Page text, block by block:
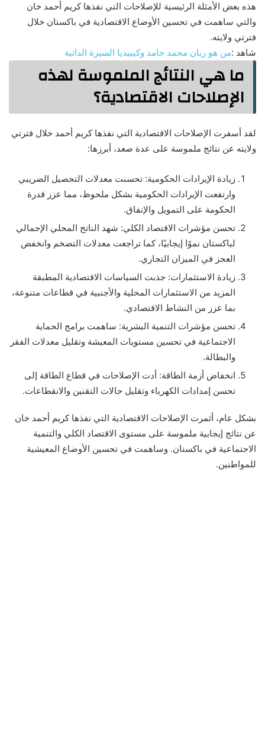
هذه بعض الأمثلة الرئيسية للإصلاحات التي نفذها كريم أحمد خان
والتي ساهمت في تحسين الأوضاع الاقتصادية في باكستان خلال
فترتي ولايته.
شاهد :من هو ريان محمد حامد وكيبيديا السيرة الذاتية
ما هي النتائج الملموسة لهذه
الإصلاحات الاقتصادية؟
لقد أسفرت الإصلاحات الاقتصادية التي نفذها كريم أحمد خلال فترتي
ولايته عن نتائج ملموسة على عدة صعد، أبرزها:
زيادة الإيرادات الحكومية: تحسنت معدلات التحصيل الضريبي
وارتفعت الإيرادات الحكومية بشكل ملحوظ، مما عزز قدرة
الحكومة على التمويل والإنفاق.
تحسن مؤشرات الاقتصاد الكلي: شهد الناتج المحلي الإجمالي
لباكستان نموًا إيجابيًا، كما تراجعت معدلات التضخم وانخفض
العجز في الميزان التجاري.
زيادة الاستثمارات: جذبت السياسات الاقتصادية المطبقة
المزيد من الاستثمارات المحلية والأجنبية في قطاعات متنوعة،
بما عزز من النشاط الاقتصادي.
تحسن مؤشرات التنمية البشرية: ساهمت برامج الحماية
الاجتماعية في تحسين مستويات المعيشة وتقليل معدلات الفقر
والبطالة.
انخفاض أزمة الطاقة: أدت الإصلاحات في قطاع الطاقة إلى
تحسن إمدادات الكهرباء وتقليل حالات التقنين والانقطاعات.
بشكل عام، أثمرت الإصلاحات الاقتصادية التي نفذها كريم أحمد خان
عن نتائج إيجابية ملموسة على مستوى الاقتصاد الكلي والتنمية
الاجتماعية في باكستان. وساهمت في تحسين الأوضاع المعيشية
للمواطنين.